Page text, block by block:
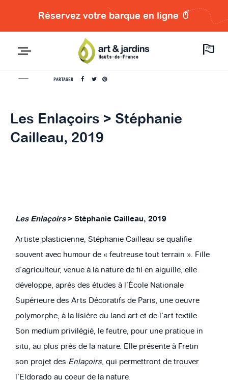
Réservez votre barque en ligne
FR
PARTAGER
Les Enlaçoirs > Stéphanie
Cailleau, 2019
Les Enlaçoirs> Stéphanie Cailleau, 2019
Artiste plasticienne, Stéphanie Cailleau se qualifie
souvent avec humour de « feutreuse tout terrain ». Fille
d’agriculteur, venue à la nature de fil en aiguille, elle
développe, après des études à l’École Nationale
Supérieure des Arts Décoratifs de Paris, une oeuvre
polymorphe, à la lisière du land art et de l’art textile.
Son medium privilégié, le feutre, pour une pratique in
situ, au plus près de la nature. Elle présente à Fretin
son projet des Enlaçoirs, qui permettront de trouver
l’Eldorado au coeur de la nature.